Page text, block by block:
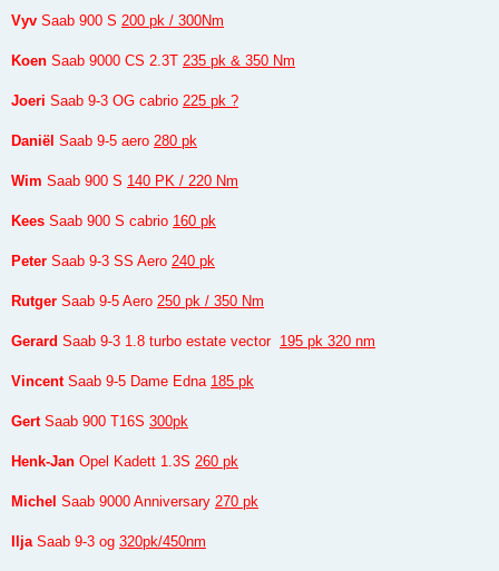
Vyv Saab 900 S 200 pk / 300Nm
Koen Saab 9000 CS 2.3T 235 pk & 350 Nm
Joeri Saab 9-3 OG cabrio 225 pk ?
Daniël Saab 9-5 aero 280 pk
Wim Saab 900 S 140 PK / 220 Nm
Kees Saab 900 S cabrio 160 pk
Peter Saab 9-3 SS Aero 240 pk
Rutger Saab 9-5 Aero 250 pk / 350 Nm
Gerard Saab 9-3 1.8 turbo estate vector 195 pk 320 nm
VincentSaab 9-5 Dame Edna 185 pk
Gert Saab 900 T16S 300pk
Henk-Jan Opel Kadett 1.3S 260 pk
Michel Saab 9000 Anniversary 270 pk
Ilja Saab 9-3 og 320pk/450nm